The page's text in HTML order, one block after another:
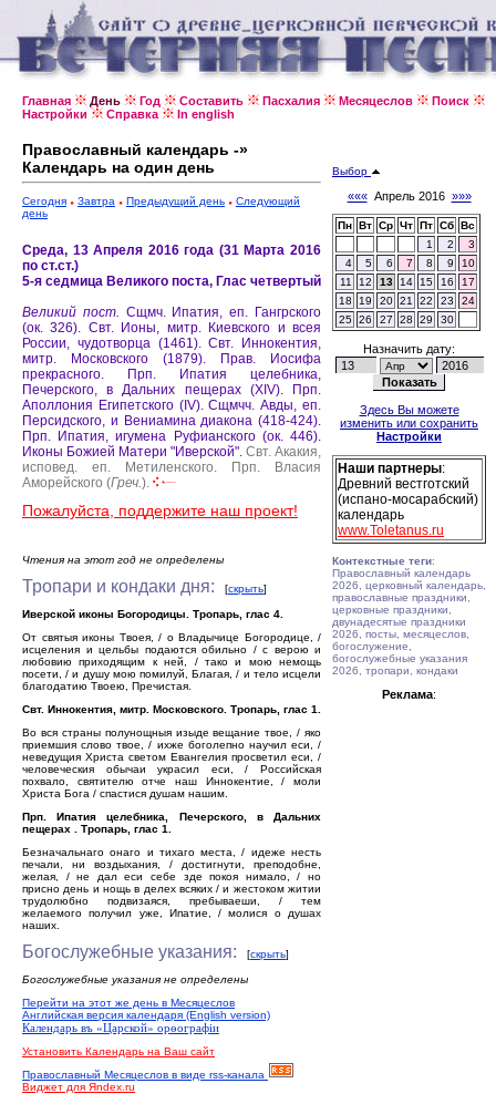
Главная День Год Составить Пасхалия Месяцеслов
Поиск
Настройки
Справка In english
Православный календарь -»
Календарь на один день
Сегодня Завтра Предыдущий день
Следующий
день
Среда, 13 Апреля 2016 года (31 Марта 2016
по ст.ст.)
5-я седмица Великого поста, Глас четвертый
Великий пост. Сщмч. Ипатия, еп. Гангрского
(ок. 326). Свт. Ионы, митр. Киевского и всея
России, чудотворца (1461).Свт. Иннокентия,
митр. Московского (1879).
Прав. Иосифа
прекрасного.
Прп. Ипатия целебника,
Печерского, в Дальних пещерах (XIV).
Прп.
Аполлония Египетского (IV).Сщмчч. Авды, еп.
Персидского, и Вениамина диакона (418-424).
Прп. Ипатия, игумена Руфианского (ок. 446).
Иконы Божией Матери "Иверской". Свт. Акакия,
исповед. еп. Метиленского.
Прп. Власия
Аморейского (Греч.).
Пожалуйста, поддержите наш проект!
Чтения на этот год не определены
Тропари и кондаки дня: [скрыть]
Иверской иконы Богородицы. Тропарь, глас 4.
От святыя иконы Твоея, / о Владычице Богородице, /
исцеления и цельбы подаются обильно / с верою и
любовию приходящим к ней, / тако и мою немощь
посети, / и душу мою помилуй, Благая, / и тело исцели
благодатию Твоею, Пречистая.
Свт. Иннокентия, митр. Московского. Тропарь, глас 1.
Во вся страны полунощныя изыде вещание твое, / яко
приемшия слово твое, / ихже боголепно научил еси, /
неведущия Христа светом Евангелия просветил еси, /
человеческия обычаи украсил еси, / Российская
похвало, святителю отче наш Иннокентие, / моли
Христа Бога / спастися душам нашим.
Прп. Ипатия целебника, Печерского, в Дальних
пещерах . Тропарь, глас 1.
Безначальнаго онаго и тихаго места, / идеже несть
печали, ни воздыхания, / достигнути, преподобне,
желая, / не дал еси себе зде покоя нимало, / но
присно день и нощь в делех всяких / и жестоком житии
трудолюбно подвизаяся, пребываеши, / тем
желаемого получил уже, Ипатие, / молися о душах
наших.
Богослужебные указания: [скрыть]
Богослужебные указания не определены
Перейти на этот же день в Месяцеслов
Английская версия календаря (English version)
Календарь въ «Царской» орѳографiи
Установить Календарь на Ваш сайт
Православный Месяцеслов в виде rss-канала
Виджет для Яndex.ru
Выбор
«««Апрель 2016 »»»
Пн Вт Ср Чт Пт Сб Вс
1
2
3
4
5 6 7 8 9
10
11
12 13 14 15 16
17
18
19 20 21 22 23
24
25 26 27 28 29 30
Назначить дату:
Здесь Вы можете
изменить или сохранить
Настройки
Наши партнеры:
Древний вестготский
(испано-мосарабский)
календарь
www.Toletanus.ru
Контекстные теги:
Православный календарь
2026, церковный календарь,
православные праздники,
церковные праздники,
двунадесятые праздники
2026, посты, месяцеслов,
богослужение,
богослужебные указания
2026, тропари, кондаки
Реклама: